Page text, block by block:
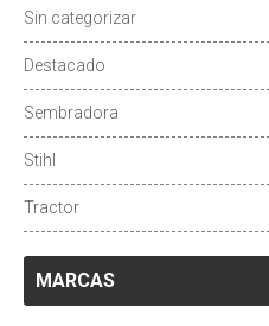
Sin categorizar
Destacado
Sembradora
Stihl
Tractor
MARCAS